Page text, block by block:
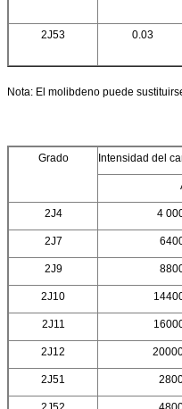
2J53 0.03
Nota: El molibdeno puede
Grado Intensidad del
2J4 4
2J7
2J9
2J10
2J11
2J12
2J51